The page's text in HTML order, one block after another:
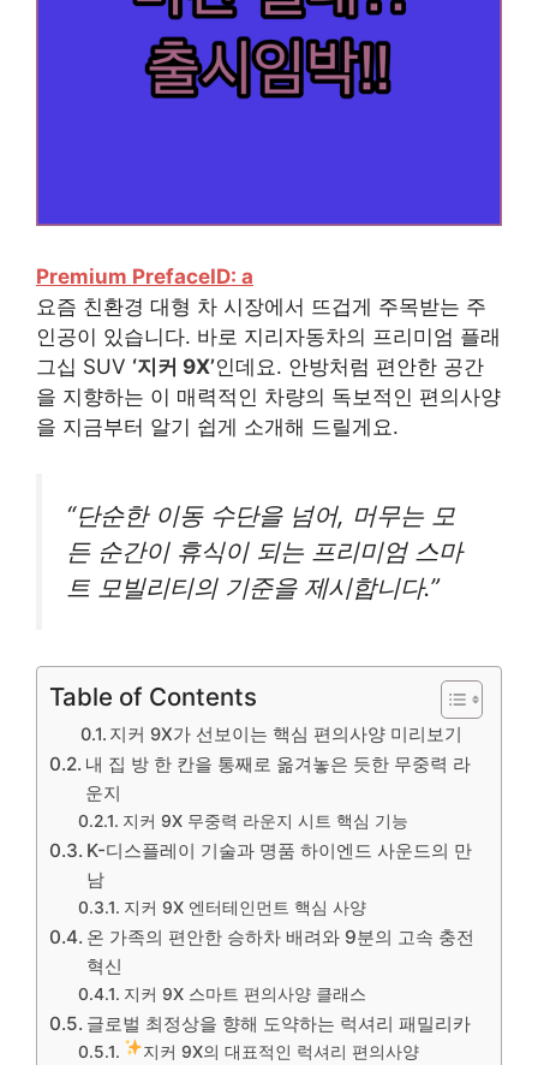
Premium PrefaceID: a
요즘 친환경 대형 차 시장에서 뜨겁게 주목받는 주
인공이 있습니다. 바로 지리자동차의 프리미엄 플래
그십 SUV ‘지커 9X’인데요. 안방처럼 편안한 공간
을 지향하는 이 매력적인 차량의 독보적인 편의사양
을 지금부터 알기 쉽게 소개해 드릴게요.
“단순한 이동 수단을 넘어, 머무는 모
든 순간이 휴식이 되는 프리미엄 스마
트 모빌리티의 기준을 제시합니다.”
Table of Contents
지커 9X가 선보이는 핵심 편의사양 미리보기
내 집 방 한 칸을 통째로 옮겨놓은 듯한 무중력 라
운지
지커 9X 무중력 라운지 시트 핵심 기능
K-디스플레이 기술과 명품 하이엔드 사운드의 만
남
지커 9X 엔터테인먼트 핵심 사양
온 가족의 편안한 승하차 배려와 9분의 고속 충전
혁신
지커 9X 스마트 편의사양 클래스
글로벌 최정상을 향해 도약하는 럭셔리 패밀리카
지커 9X의 대표적인 럭셔리 편의사양